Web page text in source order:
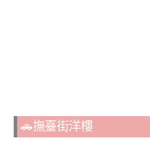
🚗撫臺街洋樓